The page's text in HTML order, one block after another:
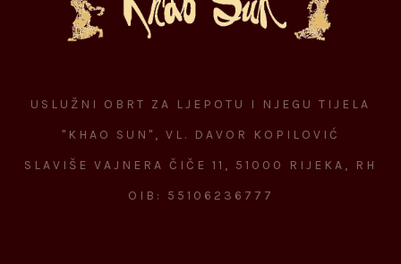
USLUŽNI OBRT ZA LJEPOTU I NJEGU TIJELA
"KHAO SUN", VL. DAVOR KOPILOVIĆ
SLAVIŠE VAJNERA ČIČE 11, 51000 RIJEKA, RH
OIB: 55106236777